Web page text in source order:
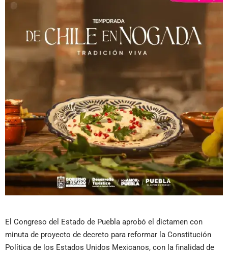
El Congreso del Estado de Puebla aprobó el dictamen con
minuta de proyecto de decreto para reformar la Constitución
Política de los Estados Unidos Mexicanos, con la finalidad de